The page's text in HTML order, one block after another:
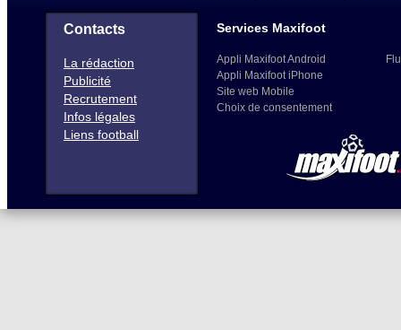
Contacts
La rédaction
Publicité
Recrutement
Infos légales
Liens football
Services Maxifoot
Appli Maxifoot Android
Appli Maxifoot iPhone
Site web Mobile
Choix de consentement